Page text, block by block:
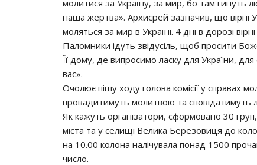
молитися за Україну, за мир, бо там
наша жертва». Архиєрей зазначив, що вірні
моляться за мир в Україні. 4 дні в дорозі
Паломники ідуть звідусіль, щоб просити
Її дому, де випросимо ласку для України,
вас».
Очолює пішу ходу голова комісії у справах
провадитимуть молитвою та сповідатимуть
Як кажуть організатори, сформовано 30
міста та у селищі Велика Березовиця до
на 10.00 колона налічувала понад 1500
число.